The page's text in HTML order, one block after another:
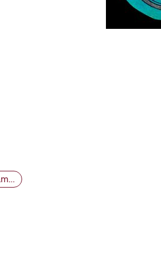
VINSEUM 13059 - collage d'etiquetes Manuel Rocamora [etiqueta d'ampolla], segle XIX